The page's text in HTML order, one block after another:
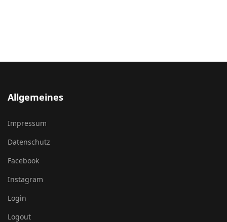
Allgemeines
Impressum
Datenschutz
Facebook
Instagram
Login
Logout